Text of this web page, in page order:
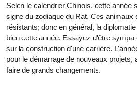
Selon le calendrier Chinois, cette année
signe du zodiaque du Rat. Ces animaux
résistants; donc en général, la
bien cette année. Essayez d'être
sur la construction d'une carrière.
pour le démarrage de nouveaux projets,
faire de grands changements.